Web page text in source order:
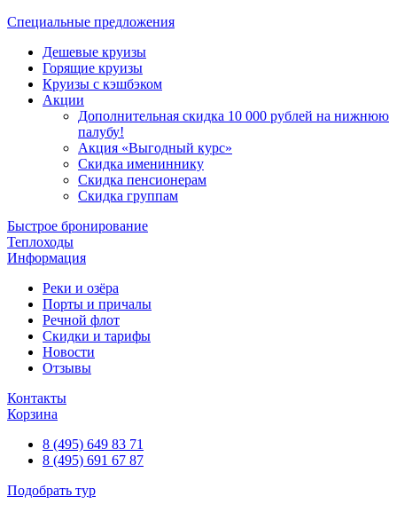
Специальные предложения
Дешевые круизы
Горящие круизы
Круизы с кэшбэком
Акции
Дополнительная скидка 10 000 рублей на нижнюю
палубу!
Акция «Выгодный курс»
Скидка имениннику
Скидка пенсионерам
Скидка группам
Быстрое бронирование
Теплоходы
Информация
Реки и озёра
Порты и причалы
Речной флот
Скидки и тарифы
Новости
Отзывы
Контакты
Корзина
8 (495) 649 83 71
8 (495) 691 67 87
Подобрать тур